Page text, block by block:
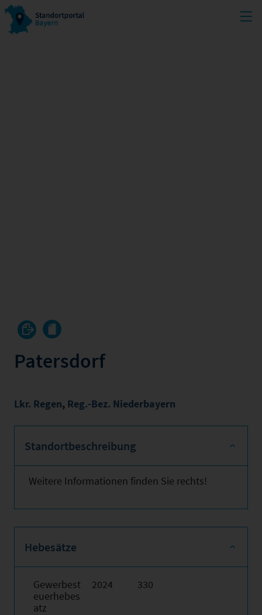
Patersdorf
Lkr. Regen, Reg.-Bez. Niederbayern
Standortbeschreibung
Weitere Informationen finden Sie rechts!
Hebesätze
Gewerbest
euerhebes
atz
2024 330